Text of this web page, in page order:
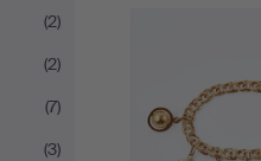
(2)
(2)
(7)
(3)